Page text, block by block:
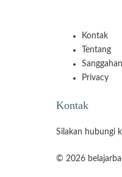
Kontak
Tentang
Sanggahan
Privacy
Kontak
Silakan hubungi
© 2026